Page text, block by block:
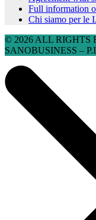
Full information
Chi siamo per le
© 2026 ALL RIGHTS
SANOBUSINESS –